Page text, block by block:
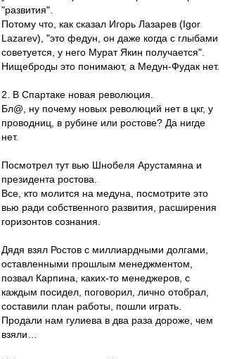
"развития".
Потому что, как сказал Игорь Лазарев (Igor
Lazarev), "это федун, он даже когда с глыбами
советуется, у него Мурат Якин получается".
Нищеброды это понимают, а Медун-Фудак нет.
2. В Спартаке новая революция.
Бл@, ну почему новых революций нет в цкг, у
проводниц, в рубине или ростове? Да нигде
нет.
Посмотрел тут вью Шнобеля Арустамяна и
президента ростова.
Все, кто молится на медуна, посмотрите это
вью ради собственного развития, расширения
горизонтов сознания.
Дядя взял Ростов с миллиардными долгами,
оставленными прошлым менеджментом,
позвал Карпина, каких-то менеджеров, с
каждым посидел, поговорил, лично отобрал,
составили план работы, пошли играть.
Продали нам гулиева в два раза дороже, чем
взяли…